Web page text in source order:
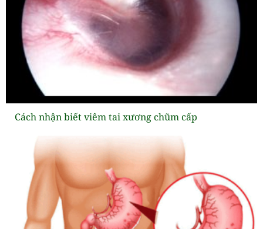
Cách nhận biết viêm tai xương chũm cấp